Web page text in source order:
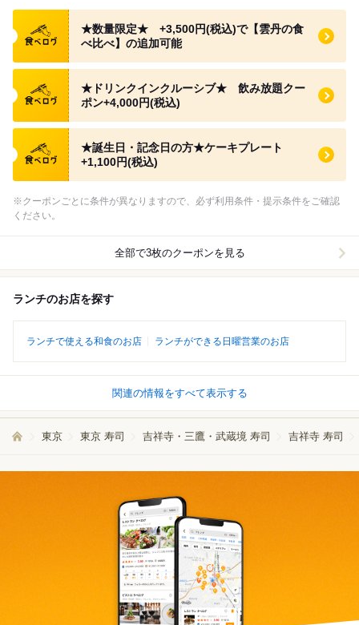
食べログ クーポン
★数量限定★ +3,500円(税込)で【雲丹の食
べ比べ】の追加可能
食べログ クーポン
★ドリンクインクルーシブ★ 飲み放題クー
ポン+4,000円(税込)
食べログ クーポン
★誕生日・記念日の方★ケーキプレート
+1,100円(税込)
※クーポンごとに条件が異なりますので、必ず利用条件・提示条件をご確認
ください。
全部で3枚のクーポンを見る
ランチのお店を探す
ランチで使える和食のお店 ランチができる日曜営業のお店
関連の情報をすべて表示する
東京 東京 寿司 吉祥寺・三鷹・武蔵境 寿司 吉祥寺 寿司